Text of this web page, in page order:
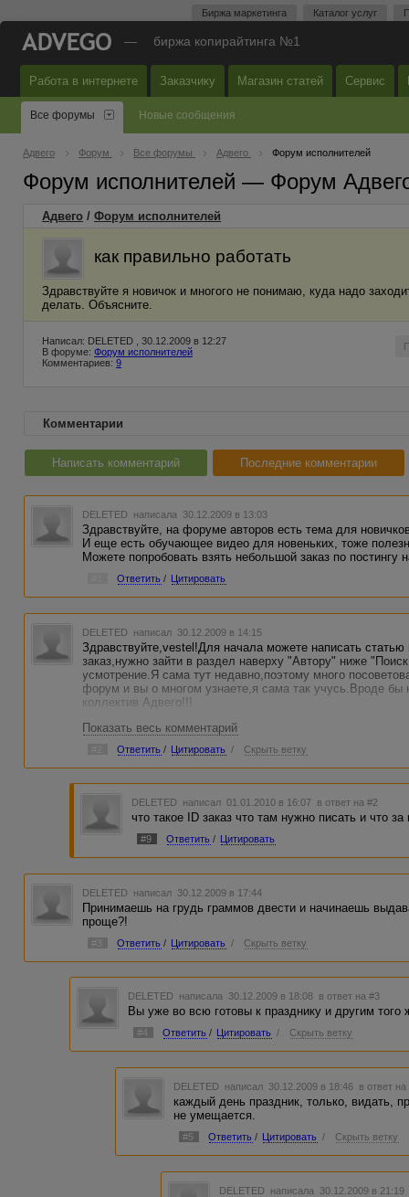
Биржа маркетинга Каталог услуг
— биржа копирайтинга №1
Работа в интернете Заказчику Магазин статей Сервис
Все форумы Новые сообщения
Адвего Форум Все форумы Адвего Форум исполнителей
Форум исполнителей — Форум
Адвего / Форум исполнителей
как правильно работать
Здравствуйте я новичок и многого не понимаю, куда надо
делать. Объясните.
Написал: DELETED , 30.12.2009 в 12:27
В форуме: Форум исполнителей
Комментариев: 9
Комментарии
Написать комментарий Последние комментарии
DELETED написала 30.12.2009 в 13:03
Здравствуйте, на форуме авторов есть тема для
И еще есть обучающее видео для новеньких, тоже
Можете попробовать взять небольшой заказ по
Ответить / Цитировать
DELETED написал 30.12.2009 в 14:15
Здравствуйте,vestel!Для начала можете написать
заказ,нужно зайти в раздел наверху "Автору" ниже
усмотрение.Я сама тут недавно,поэтому много
форум и вы о многом узнаете,я сама так учусь.Вроде бы
коллектив Адвего!!!
Показать весь комментарий
Ответить / Цитировать / Скрыть ветку
DELETED написал 01.01.2010 в 16:07 в ответ на #2
что такое ID заказ что там нужно писать и что
#9 Ответить / Цитировать
DELETED написал 30.12.2009 в 17:44
Принимаешь на грудь граммов двести и начинаешь
проще?!
#3 Ответить / Цитировать / Скрыть ветку
DELETED написала 30.12.2009 в 18:08 в ответ на #3
Вы уже во всю готовы к празднику и другим того
#4 Ответить / Цитировать / Скрыть ветку
DELETED написал 30.12.2009 в 18:46 в ответ на
каждый день праздник, только, видать,
не умещается.
#5 Ответить / Цитировать / Скрыть ветку
DELETED написала 30.12.2009 в